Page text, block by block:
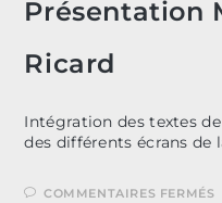
Présentation
Ricard
Intégration des textes
des différents écrans de
COMMENTAIRES FERMÉS